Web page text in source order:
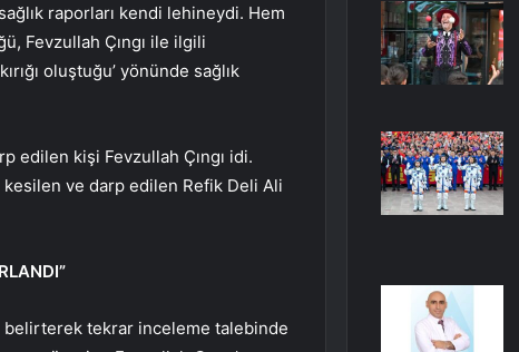
raporları kendi lehineydi. Hem
Fevzullah Çıngı ile ilgili
oluştuğu’ yönünde sağlık
edilen kişi Fevzullah Çıngı idi.
kesilen ve darp edilen Refik Deli Ali
belirterek tekrar inceleme talebinde